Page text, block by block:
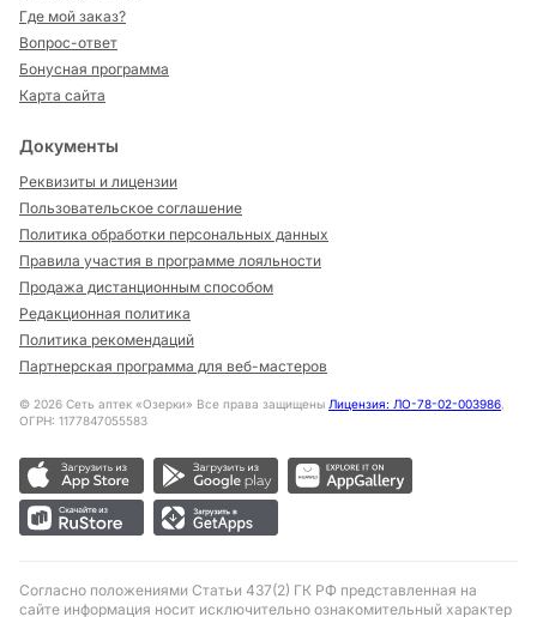
Где мой заказ?
Вопрос-ответ
Бонусная программа
Карта сайта
Документы
Реквизиты и лицензии
Пользовательское соглашение
Политика обработки персональных данных
Правила участия в программе лояльности
Продажа дистанционным способом
Редакционная политика
Политика рекомендаций
Партнерская программа для веб-мастеров
© 2026 Сеть аптек «Озерки» Все права защищены Лицензия: ЛО-78-02-003986,
ОГРН: 1177847055583
Согласно положениями Статьи 437(2) ГК РФ представленная на
сайте информация носит исключительно ознакомительный характер